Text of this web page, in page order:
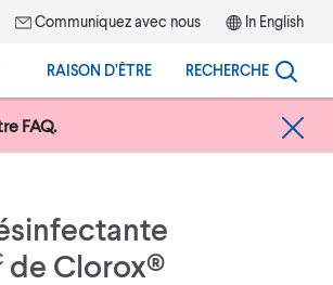
Communiquez avec nous In English
RAISON D’ÊTRE RECHERCHE
FAQ.
de Clorox®